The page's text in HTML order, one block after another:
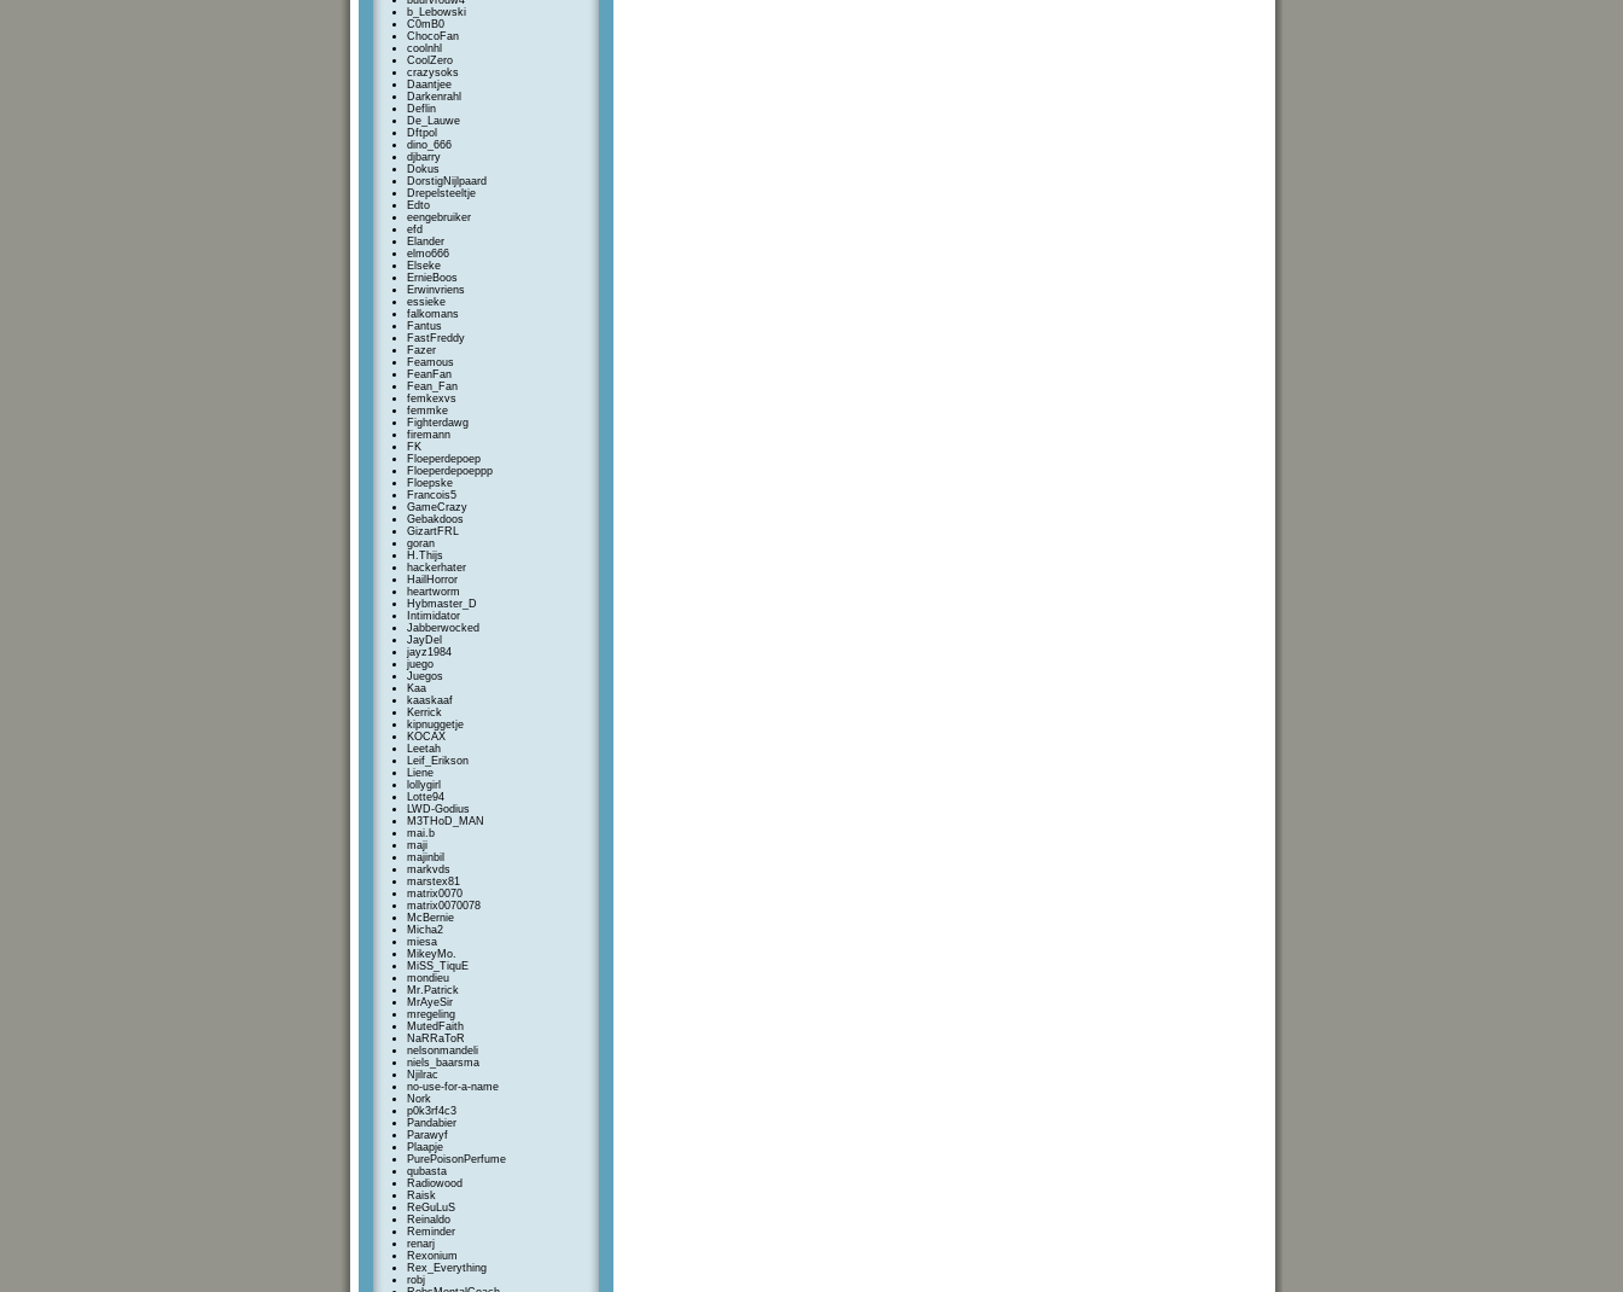
b_Lebowski
C0mB0
ChocoFan
coolnhl
CoolZero
crazysoks
Daantjee
Darkenrahl
Deflin
De_Lauwe
Dftpol
dino_666
djbarry
Dokus
DorstigNijlpaard
Drepelsteeltje
Edto
eengebruiker
efd
Elander
elmo666
Elseke
ErnieBoos
Erwinvriens
essieke
falkomans
Fantus
FastFreddy
Fazer
Feamous
FeanFan
Fean_Fan
femkexvs
femmke
Fighterdawg
firemann
FK
Floeperdepoep
Floeperdepoeppp
Floepske
Francois5
GameCrazy
Gebakdoos
GizartFRL
goran
H.Thijs
hackerhater
HailHorror
heartworm
Hybmaster_D
Intimidator
Jabberwocked
JayDel
jayz1984
juego
Juegos
Kaa
kaaskaaf
Kerrick
kipnuggetje
KOCAX
Leetah
Leif_Erikson
Liene
lollygirl
Lotte94
LWD-Godius
M3THoD_MAN
mai.b
maji
majinbil
markvds
marstex81
matrix0070
matrix0070078
McBernie
Micha2
miesa
MikeyMo.
MiSS_TiquE
mondieu
Mr.Patrick
MrAyeSir
mregeling
MutedFaith
NaRRaToR
nelsonmandeli
niels_baarsma
Njilrac
no-use-for-a-name
Nork
p0k3rf4c3
Pandabier
Parawyf
Plaapje
PurePoisonPerfume
qubasta
Radiowood
Raisk
ReGuLuS
Reinaldo
Reminder
renarj
Rexonium
Rex_Everything
robj